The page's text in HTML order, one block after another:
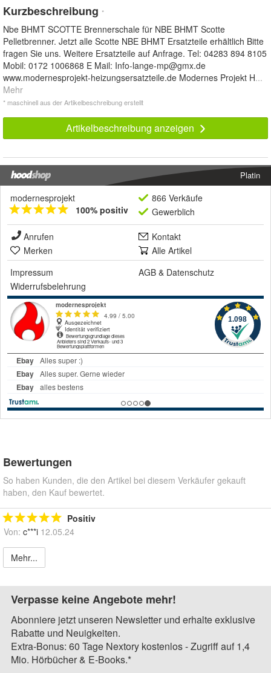
Kurzbeschreibung *
Nbe BHMT SCOTTE Brennerschale für NBE BHMT Scotte
Pelletbrenner. Jetzt alle Scotte NBE BHMT Ersatzteile erhältlich Bitte
fragen Sie uns. Weitere Ersatzteile auf Anfrage. Tel: 04283 894 8105
Mobil: 0172 1006868 E Mail: Info-lange-mp@gmx.de
www.modernesprojekt-heizungsersatzteile.de Modernes Projekt H...
Mehr
* maschinell aus der Artikelbeschreibung erstellt
Artikelbeschreibung anzeigen
Platin
modernesprojekt
100% positiv
866 Verkäufe
Gewerblich
Anrufen
Kontakt
Merken
Alle Artikel
Impressum
AGB & Datenschutz
Widerrufsbelehrung
Bewertungen
So haben Kunden, die den Artikel bei diesem Verkäufer gekauft
haben, den Kauf bewertet.
Positiv
Von: c***i 12.05.24
Mehr...
Verpasse keine Angebote mehr!
Abonniere jetzt unseren Newsletter und erhalte exklusive
Rabatte und Neuigkeiten.
Extra-Bonus: 60 Tage Nextory kostenlos - Zugriff auf 1,4
Mio. Hörbücher & E-Books.*